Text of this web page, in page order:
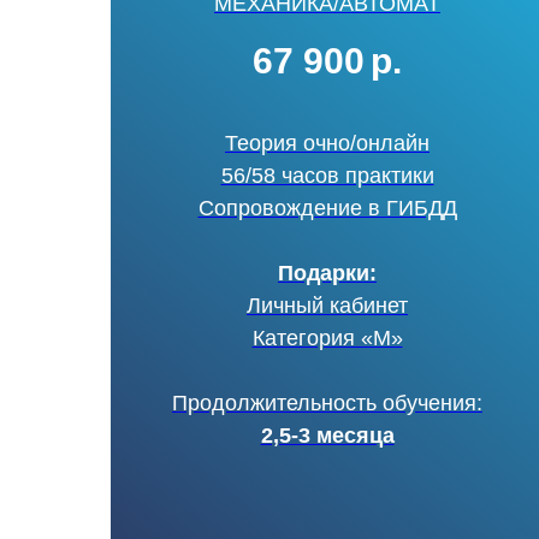
67 900 р.
Теория очно/онлайн
56/58 часов практики
Сопровождение в ГИБДД
Подарки:
Личный кабинет
Категория «М»
Продолжительность обучения:
2,5-3 месяца